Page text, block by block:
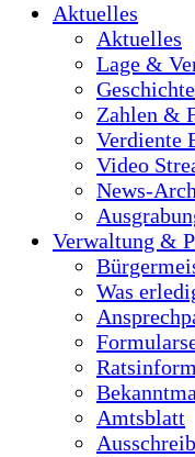
Aktuelles
Aktuelles
Lage &
Geschichte
Zahlen &
Verdiente
Video
News-
Verwaltung &
Was
Amtsblatt